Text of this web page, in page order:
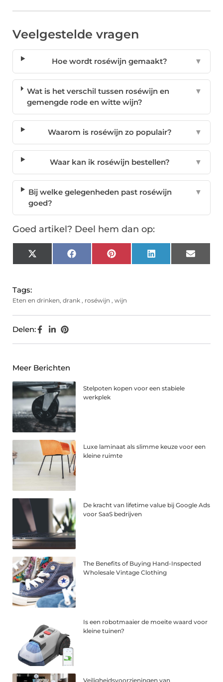
Veelgestelde vragen
Hoe wordt roséwijn gemaakt? ▼
Wat is het verschil tussen roséwijn en
gemengde rode en witte wijn?
▼
Waarom is roséwijn zo populair? ▼
Waar kan ik roséwijn bestellen? ▼
Bij welke gelegenheden past roséwijn
goed?
▼
Goed artikel? Deel hem dan op:
X
(Twitter)
FacebookPinterest LinkedIn Email
Tags:
Eten en drinken, drank , roséwijn , wijn
Delen:
Meer Berichten
Stelpoten kopen voor een stabiele
werkplek
Luxe laminaat als slimme keuze voor een
kleine ruimte
De kracht van lifetime value bij Google Ads
voor SaaS bedrijven
The Benefits of Buying Hand-Inspected
Wholesale Vintage Clothing
Is een robotmaaier de moeite waard voor
kleine tuinen?
Veiligheidsvoorzieningen van